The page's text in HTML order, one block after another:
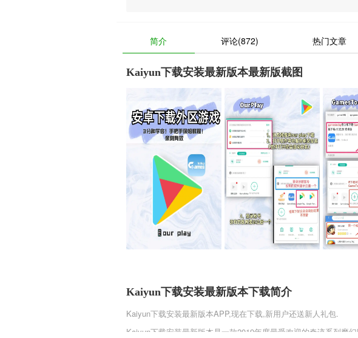
简介 评论(872) 热门文章
Kaiyun下载安装最新版本最新版截图
Kaiyun下载安装最新版本下载简介
Kaiyun下载安装最新版本APP,现在下载,新用户还送新人礼包.
Kaiyun下载安装最新版本是一款2019年度最受欢迎的奇迹系列魔